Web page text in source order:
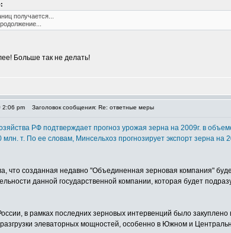
получается...
Больше так не делать!
2:06 pm Заголовок сообщения: Re: ответные меры
РФ подтверждает прогноз урожая зерна на 2009г. в
т. По ее словам, Минсельхоз прогнозирует экспорт зерна
что созданная недавно "Объединенная зерновая компания"
данной государственной компании, которая будет
в рамках последних зерновых интервенций было
элеваторных мощностей, особенно в Южном и